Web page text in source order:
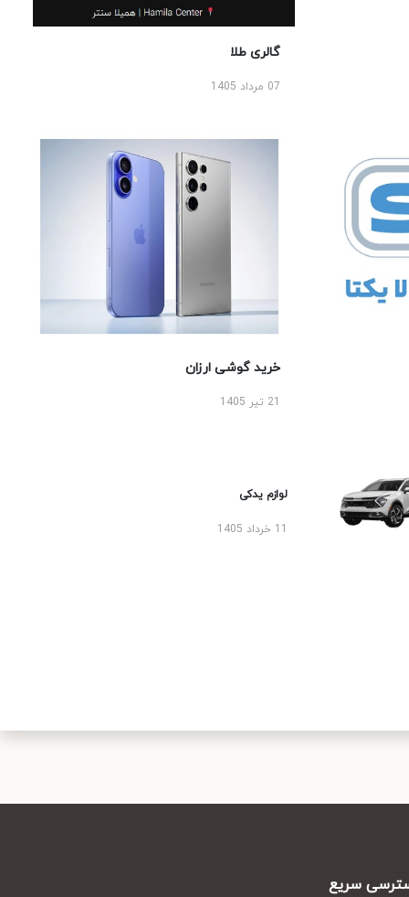
گالری طلا
07 مرداد 1405
خرید گوشی ارزان
لوازم یدکی
سریع